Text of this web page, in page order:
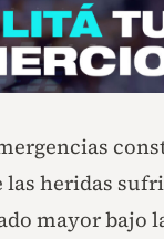
las heridas
mayor bajo